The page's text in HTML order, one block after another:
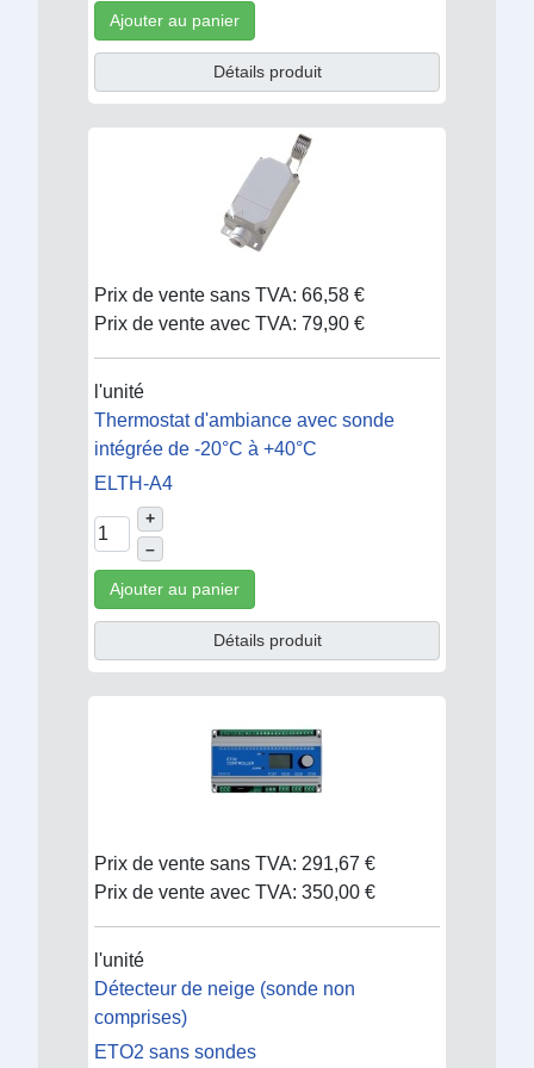
Ajouter au panier
Détails produit
Prix de vente sans TVA: 66,58 €
Prix de vente avec TVA: 79,90 €
l'unité
Thermostat d'ambiance avec sonde
intégrée de -20°C à +40°C
ELTH-A4
+
–
Ajouter au panier
Détails produit
Prix de vente sans TVA: 291,67 €
Prix de vente avec TVA: 350,00 €
l'unité
Détecteur de neige (sonde non
comprises)
ETO2 sans sondes